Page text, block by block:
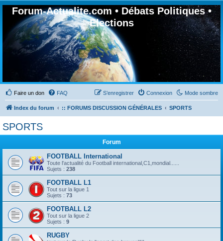
Forum-Actualite.com • Débats Politiques •
Elections
Faire un don Mode sombre
FAQ Connexion
S’enregistrer
Index du forum :: FORUMS DISCUSSION GÉNÉRALES SPORTS
SPORTS
Forum
FOOTBALL International
Toute l'actualité du Football international,C1,mondial......
Sujets : 238
FOOTBALL L1
Tout sur la ligue 1
Sujets : 73
FOOTBALL L2
Tout sur la ligue 2
Sujets : 9
RUGBY